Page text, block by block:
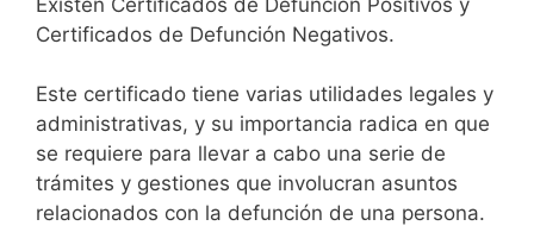
Certificados de Defunción Negativos.
Este certificado tiene varias utilidades legales y
administrativas, y su importancia radica en que
se requiere para llevar a cabo una serie de
trámites y gestiones que involucran asuntos
relacionados con la defunción de una persona.